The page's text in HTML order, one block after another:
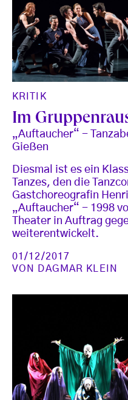
KRITIK
Im
„Auftaucher“ -
Gießen
Diesmal ist es ein
Tanzes, den die
Gastchoreografin
„Auftaucher“ - 1998
Theater in Auftrag
weiterentwickelt.
01/12/2017
VON
DAGMAR KLEIN